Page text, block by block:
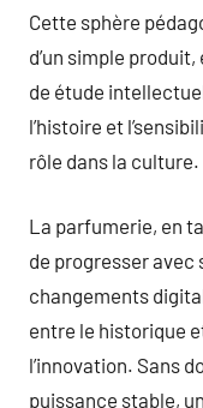
Cette sphère
d’un simple
de étude
l’histoire et
rôle dans la culture.
La parfumerie, en
de progresser avec
changements
entre le historique
l’innovation. Sans
puissance stable,